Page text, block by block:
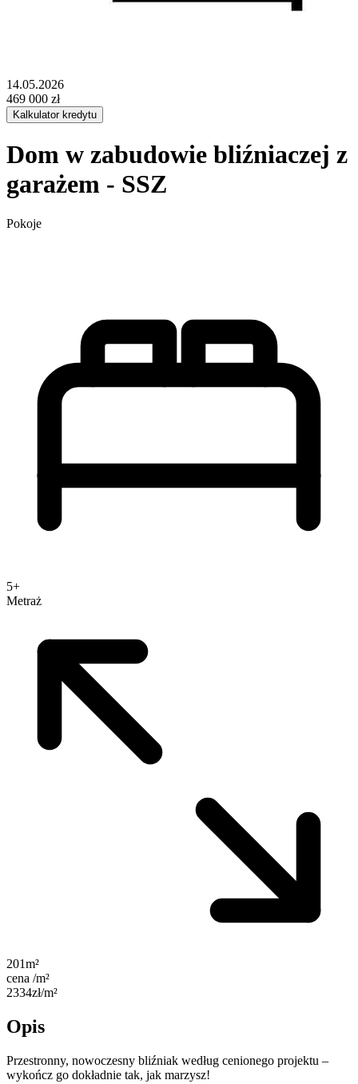
14.05.2026
469 000 zł
Kalkulator kredytu
Dom w zabudowie bliźniaczej z
garażem - SSZ
Pokoje
5+
Metraż
201m²
cena /m²
2334zł/m²
Opis
Przestronny, nowoczesny bliźniak według cenionego projektu –
wykończ go dokładnie tak, jak marzysz!